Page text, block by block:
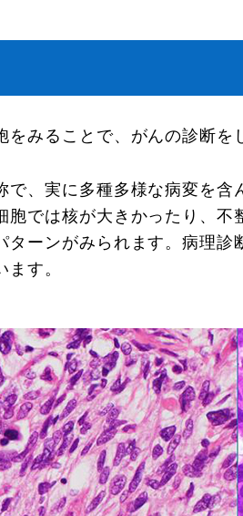
みることで、がんの診断を
で、実に多種多様な病変を
胞では核が大きかったり、不
ターンがみられます。病理診
す。